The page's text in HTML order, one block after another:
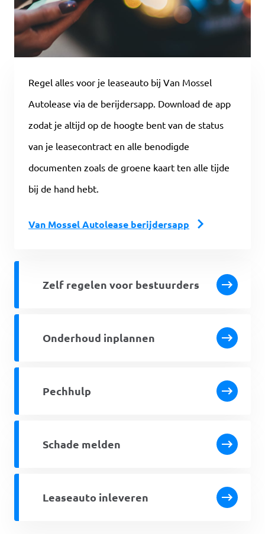
Regel alles voor je leaseauto bij Van Mossel
Autolease via de berijdersapp. Download de app
zodat je altijd op de hoogte bent van de status
van je leasecontract en alle benodigde
documenten zoals de groene kaart ten alle tijde
bij de hand hebt.
Van Mossel Autolease berijdersapp
Zelf regelen voor bestuurders
Onderhoud inplannen
Pechhulp
Schade melden
Leaseauto inleveren